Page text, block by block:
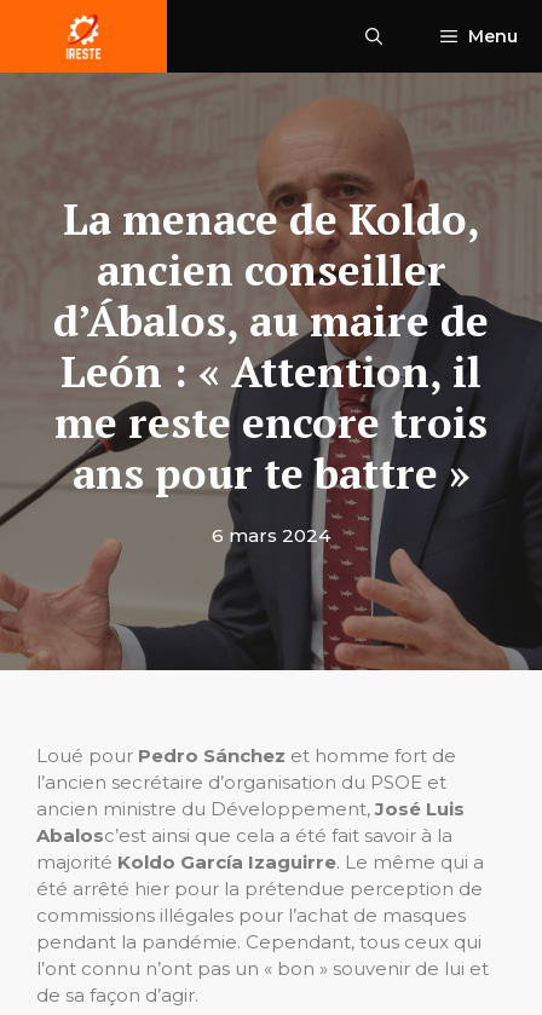
contenu
Menu
La menace de Koldo,
ancien conseiller
d’Ábalos, au maire de
León : « Attention, il
me reste encore trois
ans pour te battre »
6 mars 2024
Loué pour Pedro Sánchez et homme fort de
l’ancien secrétaire d’organisation du PSOE et
ancien ministre du Développement,José Luis
Abalosc’est ainsi que cela a été fait savoir à la
majorité Koldo García Izaguirre. Le même qui a
été arrêté hier pour la prétendue perception de
commissions illégales pour l’achat de masques
pendant la pandémie. Cependant, tous ceux qui
l’ont connu n’ont pas un « bon » souvenir de lui et
de sa façon d’agir.